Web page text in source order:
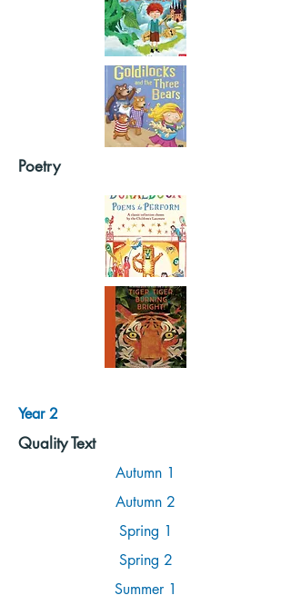
Poetry
Year 2
Quality Text
Autumn 1
Autumn 2
Spring 1
Spring 2
Summer 1